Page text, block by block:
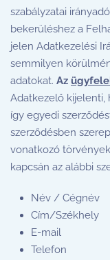
szabályzatai
bekerüléshez a
jelen Adatkezelési
semmilyen
adatokat. Az
Adatkezelő kijelenti,
így egyedi
szerződésben
vonatkozó
kapcsán az alábbi
Név / Cégnév
Cím/Székhely
E-mail
Telefon